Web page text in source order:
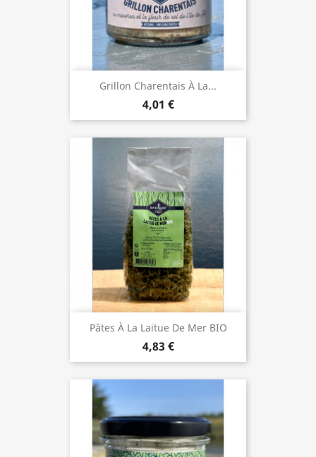
Grillon Charentais À La...
4,01 €
Pâtes À La Laitue De Mer BIO
4,83 €